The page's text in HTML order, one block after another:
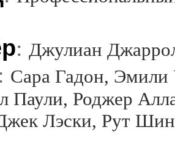
: Джулиан
: Сара Гадон, Эмили
Паули, Роджер
Лэски, Рут Шин